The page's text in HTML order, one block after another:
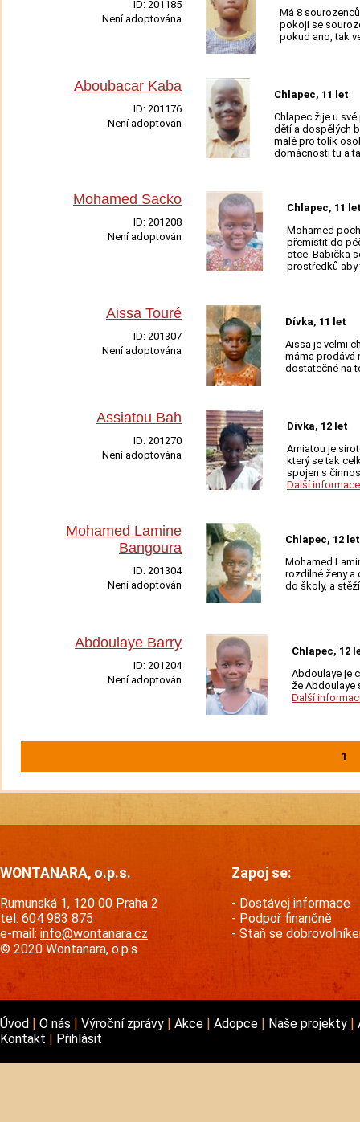
ID: 201185
Není adoptována
Má 8
pokoji se
pokud ano, tak
Aboubacar Kaba
ID: 201176
Není adoptován
Chlapec, 11 let
Chlapec žije u
dětí a dospělých
malé pro tolik
domácnosti tu a
Mohamed Sacko
ID: 201208
Není adoptován
Chlapec, 11
Mohamed
přemístit do
otce. Babička
prostředků
Aissa Touré
ID: 201307
Není adoptována
Dívka, 11 let
Aissa je velmi
máma prodává
dostatečné na
Assiatou Bah
ID: 201270
Není adoptována
Dívka, 12 let
Amiatou je
který se tak
spojen s
Další
Mohamed Lamine
Bangoura
ID: 201304
Není adoptován
Chlapec, 12 let
Mohamed
rozdílné ženy a
do školy, a
Abdoulaye Barry
ID: 201204
Není adoptován
Chlapec, 12
Abdoulaye je
že Abdoulaye
Další
1
WONTANARA, o.p.s.
Rumunská 1, 120 00 Praha 2
tel. 604 983 875
e-mail: info@wontanara.cz
© 2020 Wontanara, o.p.s.
Zapoj se:
Dostávej informace
Podpoř finančně
Staň se
Úvod O nás Výroční zprávy Akce Adopce Naše projekty
Kontakt
Přihlásit